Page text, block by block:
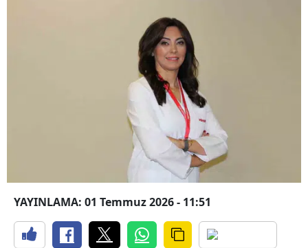
YAYINLAMA: 01 Temmuz 2026 - 11:51